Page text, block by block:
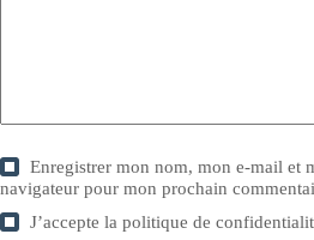
Enregistrer mon nom, mon e-mail et
navigateur pour mon prochain
J’accepte lapolitique de